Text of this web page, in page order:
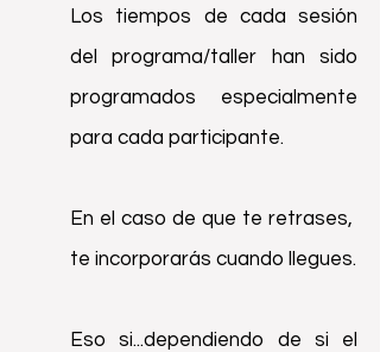
Los tiempos de cada sesión
del programa/taller han sido
programados especialmente
para cada participante.
En el caso de que te retrases,
te incorporarás cuando llegues.
Eso si...dependiendo de si el